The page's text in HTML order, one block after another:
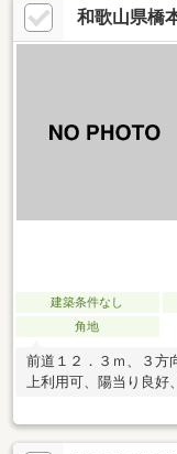
和歌山県橋
建築条件なし
角地
前道１２．３ｍ、３方
上利用可、陽当り良好